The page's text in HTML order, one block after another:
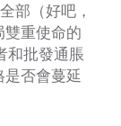
部（好吧，
雙重使命的
和批發通脹
否會蔓延